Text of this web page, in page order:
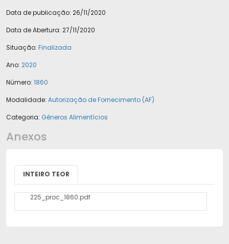
Data de publicação: 26/11/2020
Data de Abertura: 27/11/2020
Situação: Finalizada
Ano: 2020
Número: 1860
Modalidade: Autorização de Fornecimento (AF)
Categoria: Gêneros Alimentícios
Anexos
INTEIRO TEOR
225_proc_1860.pdf